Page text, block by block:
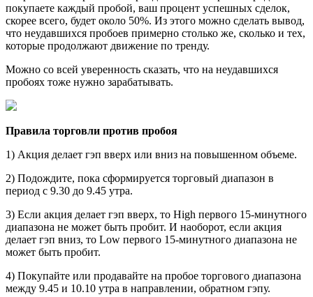
покупаете каждый пробой, ваш процент успешных сделок,
скорее всего, будет около 50%. Из этого можно сделать вывод,
что неудавшихся пробоев примерно столько же, сколько и тех,
которые продолжают движение по тренду.
Можно со всей уверенность сказать, что на неудавшихся
пробоях тоже нужно зарабатывать.
Правила торговли против пробоя
1) Акция делает гэп вверх или вниз на повышенном объеме.
2) Подождите, пока сформируется торговый диапазон в
период с 9.30 до 9.45 утра.
3) Если акция делает гэп вверх, то High первого 15-минутного
диапазона не может быть пробит. И наоборот, если акция
делает гэп вниз, то Low первого 15-минутного диапазона не
может быть пробит.
4) Покупайте или продавайте на пробое торгового диапазона
между 9.45 и 10.10 утра в направлении, обратном гэпу.